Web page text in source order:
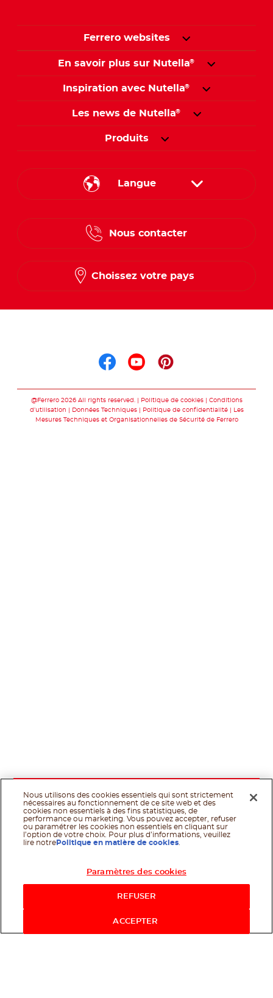
Ferrero websites
En savoir plus sur Nutella®
Inspiration avec Nutella®
Les news de Nutella®
Produits
Langue
Nous contacter
Choissez votre pays
@Ferrero 2026 All rights reserved. Politique de cookies
Conditions
d’utilisation
Données Techniques Politique de confidentialité
Les
Mesures Techniques et Organisationnelles de Sécurité de Ferrero
Nous utilisons des cookies essentiels qui sont strictement
nécessaires au fonctionnement de ce site web et des
cookies non essentiels à des fins statistiques, de
performance ou marketing. Vous pouvez accepter, refuser
ou paramétrer les cookies non essentiels en cliquant sur
l’option de votre choix. Pour plus d’informations, veuillez
lire notre Politique en matière de cookies
Paramètres des cookies
REFUSER
ACCEPTER